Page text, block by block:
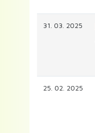
31. 03. 2025
25. 02. 2025